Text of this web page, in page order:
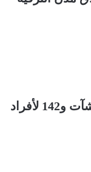
وزارة الصناعة تحرر 40 مخالفة لمنشآت و142 لأفراد